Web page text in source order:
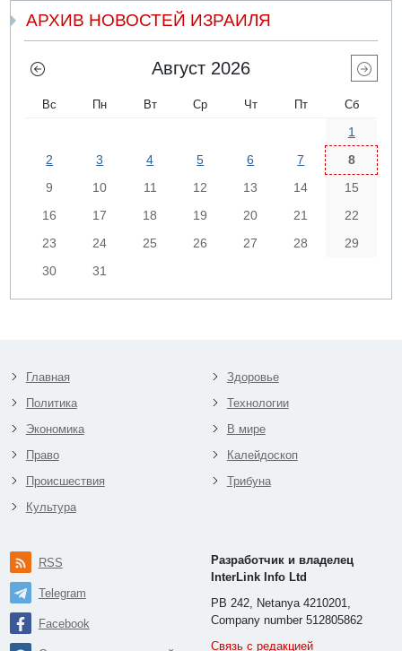
АРХИВ НОВОСТЕЙ ИЗРАИЛЯ
Август 2026
Вс Пн Вт Ср Чт Пт Сб
1
2
3 4 5 6 7
8
9
10 11 12 13 14
15
16
17 18 19 20 21
22
23
24 25 26 27 28
29
30
31
Главная
Политика
Экономика
Право
Происшествия
Культура
Здоровье
Технологии
В мире
Калейдоскоп
Трибуна
RSS
Telegram
Facebook
Разработчик и владелец
InterLink Info Ltd
PB 242, Netanya 4210201,
Company number 512805862
Связь с редакцией